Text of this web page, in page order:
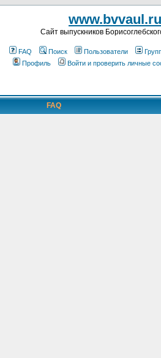
www.bvvaul.ru
Cайт выпускников
FAQ Поиск Пользователи
Профиль
Войти и проверить личные
FAQ